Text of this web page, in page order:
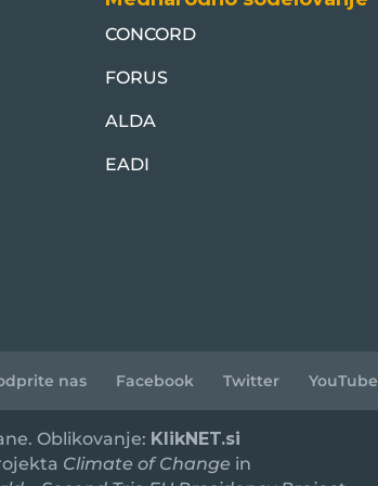
CONCORD
FORUS
ALDA
EADI
nas Facebook Twitter YouTube
Oblikovanje: KlikNET.si
Climate of Change in